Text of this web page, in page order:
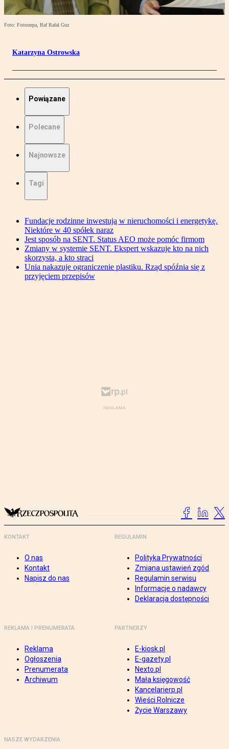
Foto: Fotorzepa, Raf Rafał Guz
Katarzyna Ostrowska
Powiązane
Polecane
Najnowsze
Tagi
Fundacje rodzinne inwestują w nieruchomości i energetykę.
Niektóre w 40 spółek naraz
Jest sposób na SENT. Status AEO może pomóc firmom
Zmiany w systemie SENT. Ekspert wskazuje kto na nich
skorzysta, a kto straci
Unia nakazuje ograniczenie plastiku. Rząd spóźnia się z
przyjęciem przepisów
KONTAKT
O nas
Kontakt
Napisz do nas
REGULAMIN
Polityka Prywatności
Zmiana ustawień zgód
Regulamin serwisu
Informacje o nadawcy
Deklaracja dostępności
REKLAMA I PRENUMERATA
Reklama
Ogłoszenia
Prenumerata
Archiwum
PARTNERZY
E-kiosk.pl
E-gazety.pl
Nexto.pl
Mała księgowość
Kancelarierp.pl
Wieści Rolnicze
Życie Warszawy
NASZE WYDARZENIA